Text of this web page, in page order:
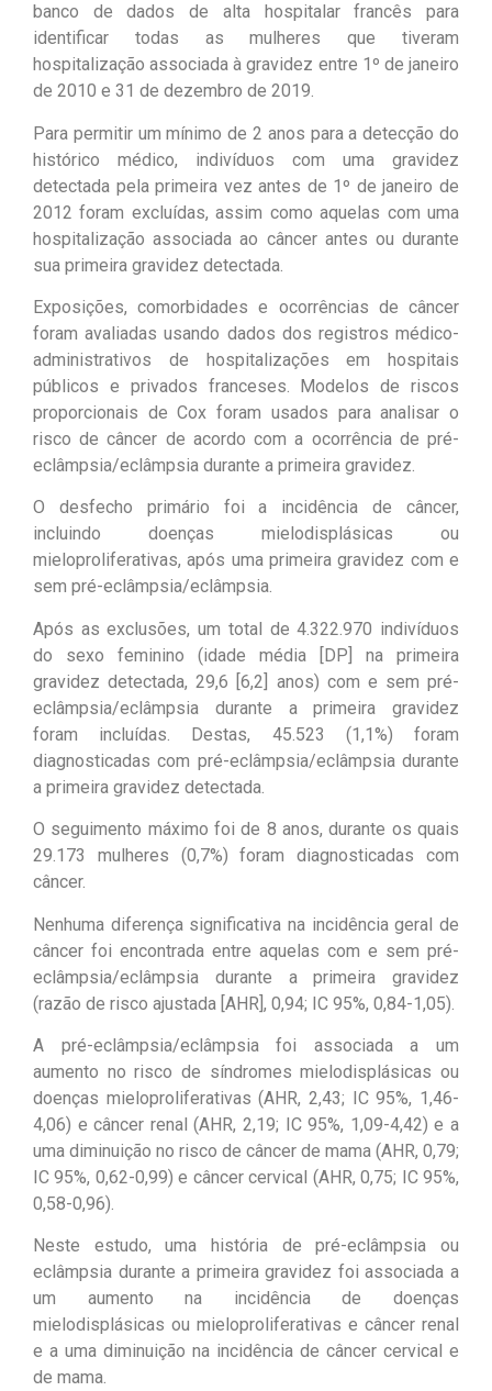
banco de dados de alta hospitalar francês para
identificar todas as mulheres que tiveram
hospitalização associada à gravidez entre 1º de janeiro
de 2010 e 31 de dezembro de 2019.
Para permitir um mínimo de 2 anos para a detecção do
histórico médico, indivíduos com uma gravidez
detectada pela primeira vez antes de 1º de janeiro de
2012 foram excluídas, assim como aquelas com uma
hospitalização associada ao câncer antes ou durante
sua primeira gravidez detectada.
Exposições, comorbidades e ocorrências de câncer
foram avaliadas usando dados dos registros médico-
administrativos de hospitalizações em hospitais
públicos e privados franceses. Modelos de riscos
proporcionais de Cox foram usados ​​para analisar o
risco de câncer de acordo com a ocorrência de pré-
eclâmpsia/eclâmpsia durante a primeira gravidez.
O desfecho primário foi a incidência de câncer,
incluindo doenças mielodisplásicas ou
mieloproliferativas, após uma primeira gravidez com e
sem pré-eclâmpsia/eclâmpsia.
Após as exclusões, um total de 4.322.970 indivíduos
do sexo feminino (idade média [DP] na primeira
gravidez detectada, 29,6 [6,2] anos) com e sem pré-
eclâmpsia/eclâmpsia durante a primeira gravidez
foram incluídas. Destas, 45.523 (1,1%) foram
diagnosticadas com pré-eclâmpsia/eclâmpsia durante
a primeira gravidez detectada.
O seguimento máximo foi de 8 anos, durante os quais
29.173 mulheres (0,7%) foram diagnosticadas com
câncer.
Nenhuma diferença significativa na incidência geral de
câncer foi encontrada entre aquelas com e sem pré-
eclâmpsia/eclâmpsia durante a primeira gravidez
(razão de risco ajustada [AHR], 0,94; IC 95%, 0,84-1,05).
A pré-eclâmpsia/eclâmpsia foi associada a um
aumento no risco de síndromes mielodisplásicas ou
doenças mieloproliferativas (AHR, 2,43; IC 95%, 1,46-
4,06) e câncer renal (AHR, 2,19; IC 95%, 1,09-4,42) e a
uma diminuição no risco de câncer de mama (AHR, 0,79;
IC 95%, 0,62-0,99) e câncer cervical (AHR, 0,75; IC 95%,
0,58-0,96).
Neste estudo, uma história de pré-eclâmpsia ou
eclâmpsia durante a primeira gravidez foi associada a
um aumento na incidência de doenças
mielodisplásicas ou mieloproliferativas e câncer renal
e a uma diminuição na incidência de câncer cervical e
de mama.